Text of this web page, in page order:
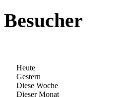
Besucher
Heute
Gestern
Diese Woche
Dieser Monat